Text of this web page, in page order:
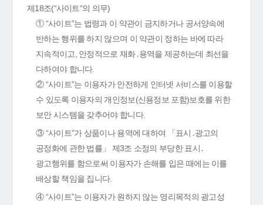
제18조(“사이트“의 의무)
① “사이트”는 법령과 이 약관이 금지하거나 공서양속에
반하는 행위를 하지 않으며 이 약관이 정하는 바에 따라
지속적이고, 안정적으로 재화․용역을 제공하는데 최선을
다하여야 합니다.
② “사이트”는 이용자가 안전하게 인터넷 서비스를 이용할
수 있도록 이용자의 개인정보(신용정보 포함)보호를 위한
보안 시스템을 갖추어야 합니다.
③ “사이트”가 상품이나 용역에 대하여 「표시․광고의
공정화에 관한 법률」 제3조 소정의 부당한 표시․
광고행위를 함으로써 이용자가 손해를 입은 때에는 이를
배상할 책임을 집니다.
④ “사이트”는 이용자가 원하지 않는 영리목적의 광고성